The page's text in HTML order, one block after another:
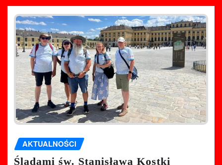
AKTUALNOŚCI
Śladami św. Stanisława Kostki